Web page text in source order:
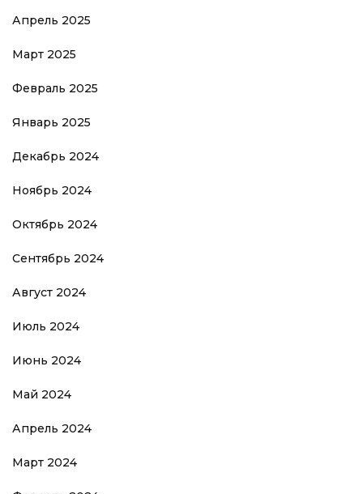
Апрель 2025
Март 2025
Февраль 2025
Январь 2025
Декабрь 2024
Ноябрь 2024
Октябрь 2024
Сентябрь 2024
Август 2024
Июль 2024
Июнь 2024
Май 2024
Апрель 2024
Март 2024